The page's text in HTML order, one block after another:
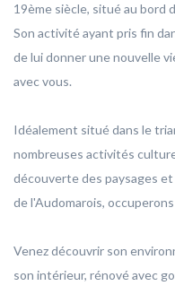
19ème siècle, situé au bord
Son activité ayant pris fin
de lui donner une nouvelle
avec vous.
Idéalement situé dans le
nombreuses activités
découverte des paysages
de l'Audomarois,
Venez découvrir son
son intérieur, rénové avec